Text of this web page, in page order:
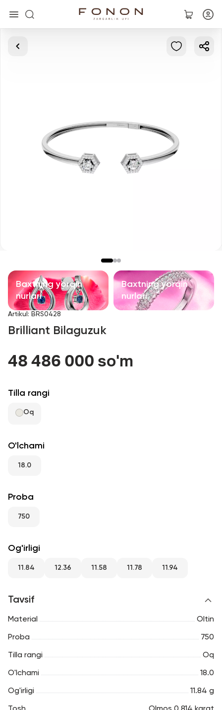
Asosiy
Bilaguzuklar
Aksessuarlar
Barcha
Biz haqimizda
Do'kon topish
Sevimli
+998 71 205 22 22
Baxtning yorqin
nurlari
Baxtning yorqin
nurlari
Artikul : BRS0428
Brilliant Bilaguzuk
48 486 000 so'm
Tilla rangi
Oq
O'lchami
18.0
Proba
750
Og'irligi
11.84 12.36 11.58 11.78 11.94
Tavsif
Material Oltin
Proba 750
Tilla rangi Oq
O'lchami 18.0
Og'irligi 11.84 g